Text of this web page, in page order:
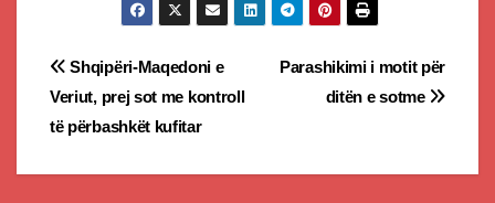
Post
navigation
Parashikimi i motit për
ditën e sotme
Shqipëri-Maqedoni e
Veriut, prej sot me kontroll
të përbashkët kufitar